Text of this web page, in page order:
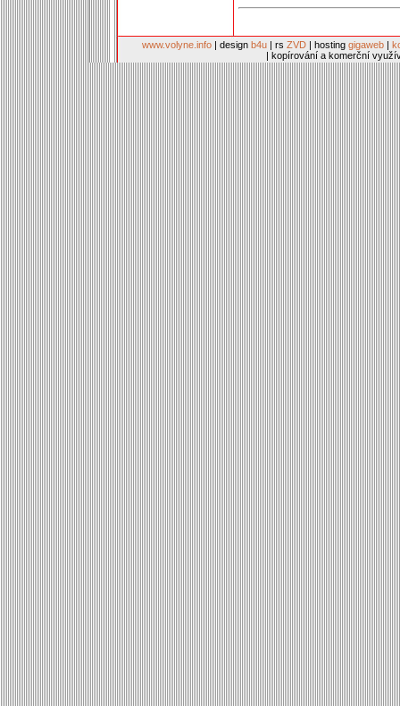
www.volyne.info | design b4u | rs ZVD | hosting gigaweb |
| kopírování a komerční